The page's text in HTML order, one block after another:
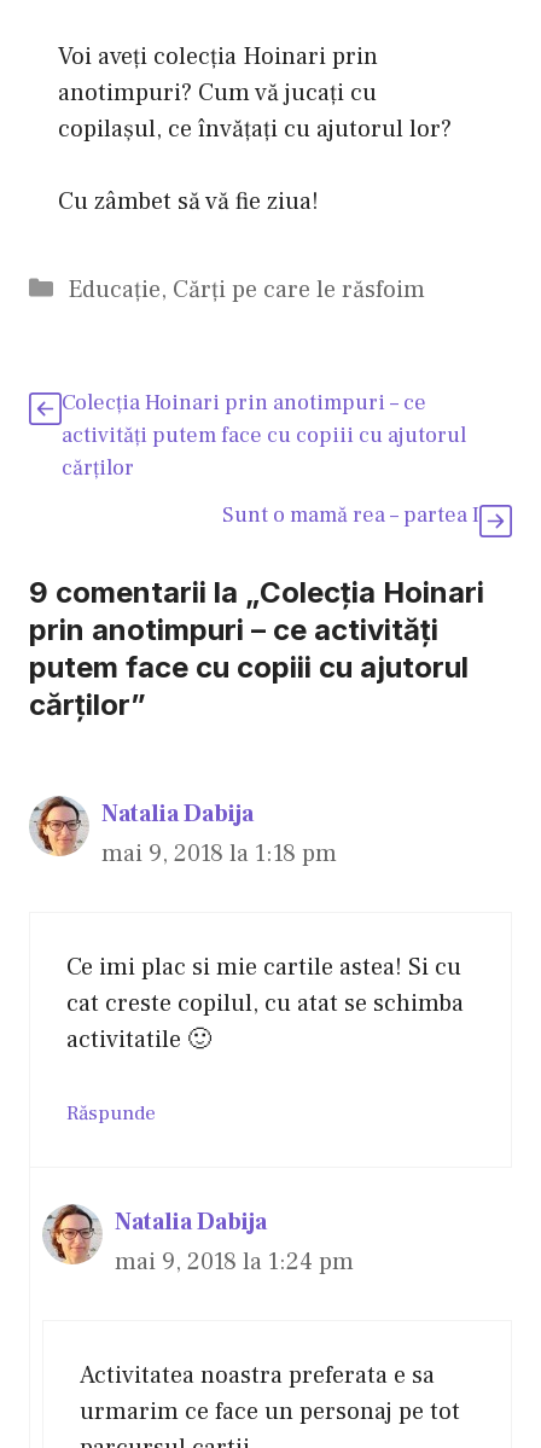
Voi aveţi colecţia Hoinari prin
anotimpuri? Cum vă jucaţi cu
copilaşul, ce învăţaţi cu ajutorul lor?
Cu zâmbet să vă fie ziua!
Categorii
Educaţie, Cărți pe care le răsfoim
Colecţia Hoinari prin anotimpuri – ce
activităţi putem face cu copiii cu ajutorul
cărţilor
Sunt o mamă rea – partea I
9 comentarii la „Colecţia Hoinari
prin anotimpuri – ce activităţi
putem face cu copiii cu ajutorul
cărţilor”
Natalia Dabija
mai 9, 2018 la 1:18 pm
Ce imi plac si mie cartile astea! Si cu
cat creste copilul, cu atat se schimba
activitatile 🙂
Răspunde
Natalia Dabija
mai 9, 2018 la 1:24 pm
Activitatea noastra preferata e sa
urmarim ce face un personaj pe tot